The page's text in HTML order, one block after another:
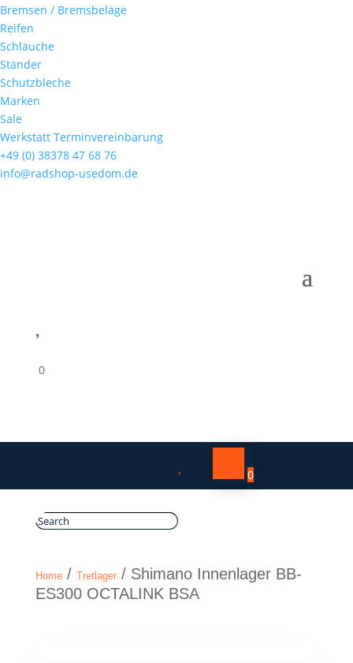
Bremsen / Bremsbeläge
Reifen
Schläuche
Ständer
Schutzbleche
Marken
Sale
Werkstatt Terminvereinbarung
+49 (0) 38378 47 68 76
info@radshop-usedom.de
0
0
Home/ Tretlager/ Shimano Innenlager BB-
ES300 OCTALINK BSA